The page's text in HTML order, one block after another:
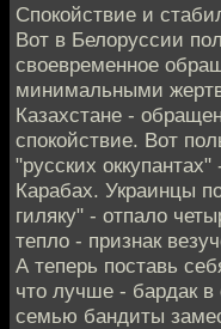
Спокойствие и
Вот в Белоруссии
своевременное
минимальными
Казахстане -
спокойствие. Вот
"русских
Карабах. Украинцы
гиляку" - отпало
тепло - признак
А теперь поставь
что лучше - бардак в
семью бандиты